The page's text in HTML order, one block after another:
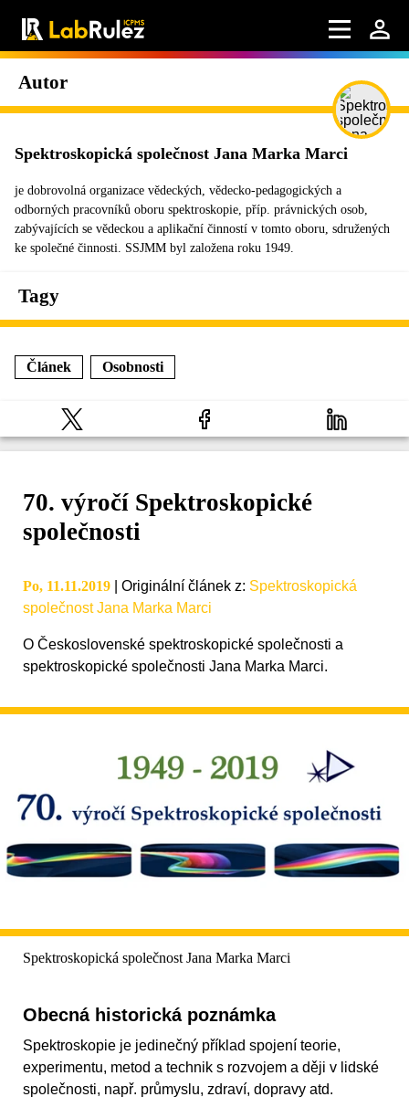
Autor
Spektroskopická společnost Jana Marka Marci
je dobrovolná organizace vědeckých, vědecko-pedagogických a
odborných pracovníků oboru spektroskopie, příp. právnických osob,
zabývajících se vědeckou a aplikační činností v tomto oboru, sdružených
ke společné činnosti. SSJMM byl založena roku 1949.
Tagy
Článek Osobnosti
70. výročí Spektroskopické
společnosti
Po, 11.11.2019 Originální článek z: Spektroskopická
společnost Jana Marka Marci
O Československé spektroskopické společnosti a
spektroskopické společnosti Jana Marka Marci.
Spektroskopická společnost Jana Marka Marci
Obecná historická poznámka
Spektroskopie je jedinečný příklad spojení teorie,
experimentu, metod a technik s rozvojem a ději v lidské
společnosti, např. průmyslu, zdraví, dopravy atd.